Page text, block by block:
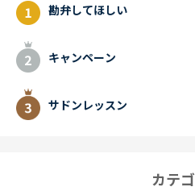
勘弁してほしい
キャンペーン
サドンレッスン
カテ